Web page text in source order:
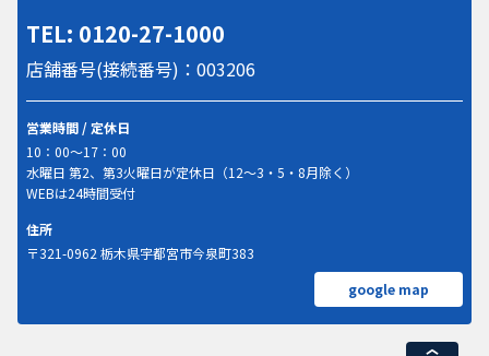
TEL: 0120-27-1000
店舗番号(接続番号)：003206
営業時間 / 定休日
10：00～17：00
水曜日 第2、第3火曜日が定休日（12～3・5・8月除く）
WEBは24時間受付
住所
〒321-0962 栃木県宇都宮市今泉町383
google map